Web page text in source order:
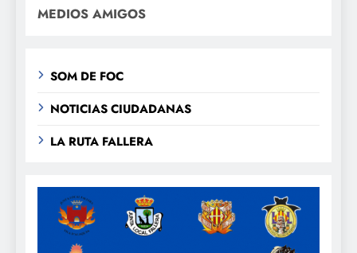
MEDIOS AMIGOS
SOM DE FOC
NOTICIAS CIUDADANAS
LA RUTA FALLERA